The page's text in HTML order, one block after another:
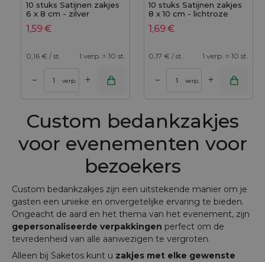
10 stuks Satijnen zakjes
6 x 8 cm - zilver
1,59€
0,16 € / st. 1 verp. = 10 st.
– verp. +
10 stuks Satijnen zakjes
8 x 10 cm - lichtroze
1,69€
0,17 € / st. 1 verp. = 10 st.
– verp. +
Custom bedankzakjes
voor evenementen voor
bezoekers
Custom bedankzakjes zijn een uitstekende manier om je
gasten een unieke en onvergetelijke ervaring te bieden.
Ongeacht de aard en het thema van het evenement, zijn
gepersonaliseerde verpakkingen perfect om de
tevredenheid van alle aanwezigen te vergroten.
Alleen bij Saketos kunt u zakjes met elke gewenste